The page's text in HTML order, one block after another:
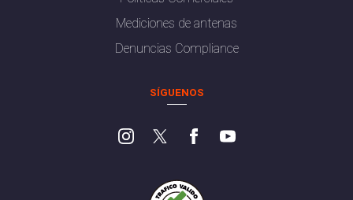
Mediciones de antenas
Denuncias Compliance
SÍGUENOS